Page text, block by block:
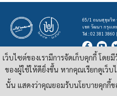
65/1 ถนนสุขุมวิท
เขต วัฒนา กรุงเ
Tel : 02 381 3860
บทความ รูปภาพ และสื่ออื่นๆ ที่มีสัญลักษณ์ของสถ
เผยแพร่ภายใต้สัญญาอนุญาตครีเอทีฟคอมมอ
เว็บไซต์ของเรามีการจัดเก็บคุกกี้ โด
ของผู้ใช้ให้ดียิ่งขึ้น หากคุณเรียกดูเว็
นั้น แสดงว่าคุณยอมรับนโยบายคุกกี้ข